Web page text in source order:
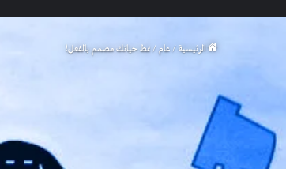
الرئيسية / عام / نمط حياتك مصمم بالفعل!